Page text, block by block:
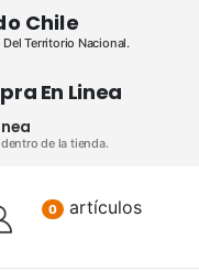
Chile
Territorio Nacional.
En Linea
de la tienda.
0 artículos